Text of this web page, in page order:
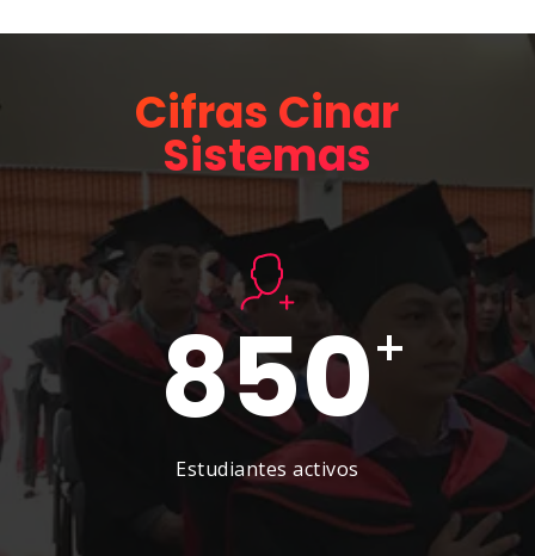
Cifras Cinar
Sistemas
850+
Estudiantes activos